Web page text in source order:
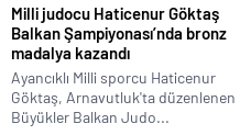
Milli judocu Haticenur Göktaş
Balkan Şampiyonası’nda bronz
madalya kazandı
Ayancıklı Milli sporcu Haticenur
Göktaş, Arnavutluk'ta düzenlenen
Büyükler Balkan Judo...